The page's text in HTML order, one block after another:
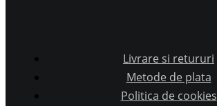
Livrare si retururi
Metode de plata
Politica de cookies